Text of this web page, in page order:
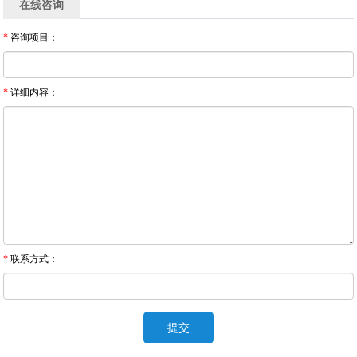
在线咨询
* 咨询项目：
* 详细内容：
* 联系方式：